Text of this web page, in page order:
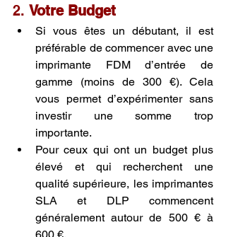
2. Votre Budget
Si vous êtes un débutant, il est
préférable de commencer avec une
imprimante FDM d’entrée de
gamme (moins de 300 €). Cela
vous permet d’expérimenter sans
investir une somme trop
importante.
Pour ceux qui ont un budget plus
élevé et qui recherchent une
qualité supérieure, les imprimantes
SLA et DLP commencent
généralement autour de 500 € à